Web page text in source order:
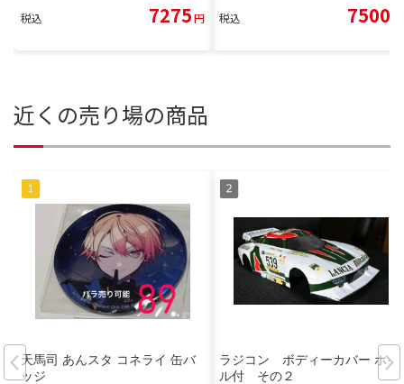
税込 7275円 税込 7500
近くの売り場の商品
天馬司 あんスタ コネライ 缶バ
ッジ
ラジコン ボディーカバー ホイ
ル付 その２